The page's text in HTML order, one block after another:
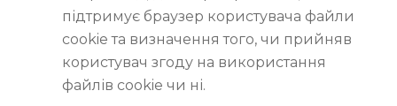
підтримує браузер користувача файли
cookie та визначення того, чи прийняв
користувач згоду на використання
файлів cookie чи ні.